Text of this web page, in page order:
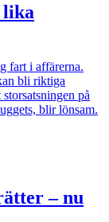
lika
fart i affärerna.
bli riktiga
på
blir lönsam.
– nu